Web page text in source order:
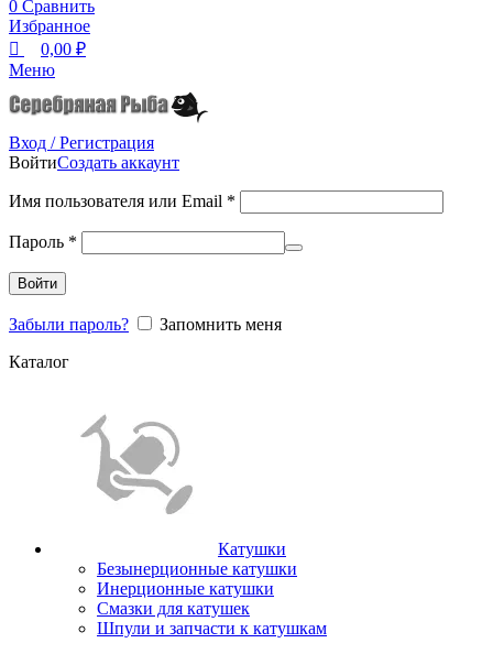
0 Сравнить
Избранное
0,00 ₽
Меню
Вход / Регистрация
ВойтиСоздать аккаунт
Имя пользователя или Email *
Пароль *
Войти
Забыли пароль?
Запомнить меня
Каталог
Катушки
Безынерционные катушки
Инерционные катушки
Смазки для катушек
Шпули и запчасти к катушкам